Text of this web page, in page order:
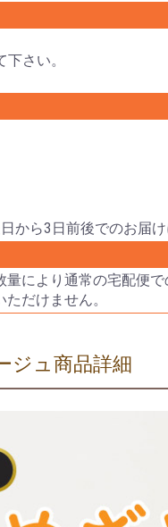
さい。
から3日前後でのお届け
により通常の宅配便で
だけません。
ジュ商品詳細